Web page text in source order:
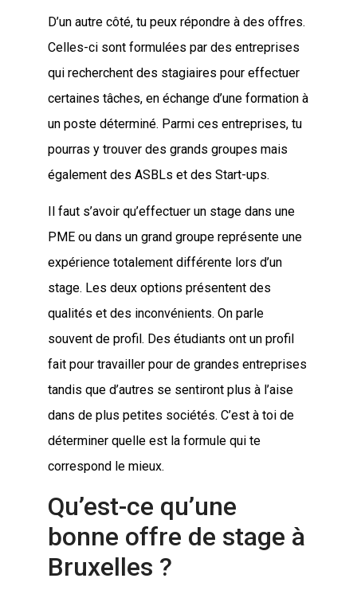
D’un autre côté, tu peux répondre à des offres.
Celles-ci sont formulées par des entreprises
qui recherchent des stagiaires pour effectuer
certaines tâches, en échange d’une formation à
un poste déterminé. Parmi ces entreprises, tu
pourras y trouver des grands groupes mais
également des ASBLs et des Start-ups.
Il faut s’avoir qu’effectuer un stage dans une
PME ou dans un grand groupe représente une
expérience totalement différente lors d’un
stage. Les deux options présentent des
qualités et des inconvénients. On parle
souvent de profil. Des étudiants ont un profil
fait pour travailler pour de grandes entreprises
tandis que d’autres se sentiront plus à l’aise
dans de plus petites sociétés. C’est à toi de
déterminer quelle est la formule qui te
correspond le mieux.
Qu’est-ce qu’une
bonne offre de stage à
Bruxelles ?